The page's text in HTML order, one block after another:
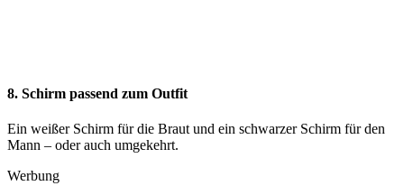
8. Schirm passend zum Outfit
Ein weißer Schirm für die Braut und ein schwarzer Schirm für den
Mann – oder auch umgekehrt.
Werbung